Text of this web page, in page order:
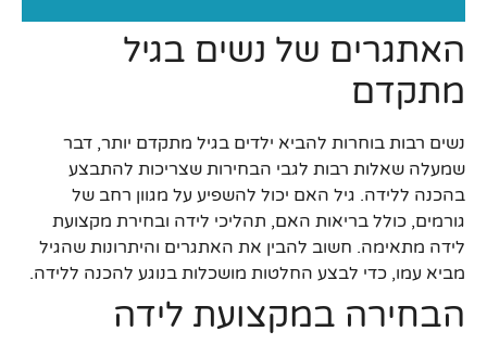
האתגרים של נשים בגיל
מתקדם
נשים רבות בוחרות להביא ילדים בגיל מתקדם יותר, דבר
שמעלה שאלות רבות לגבי הבחירות שצריכות להתבצע
בהכנה ללידה. גיל האם יכול להשפיע על מגוון רחב של
גורמים, כולל בריאות האם, תהליכי לידה ובחירת מקצועת
לידה מתאימה. חשוב להבין את האתגרים והיתרונות שהגיל
מביא עמו, כדי לבצע החלטות מושכלות בנוגע להכנה ללידה.
הבחירה במקצועת לידה